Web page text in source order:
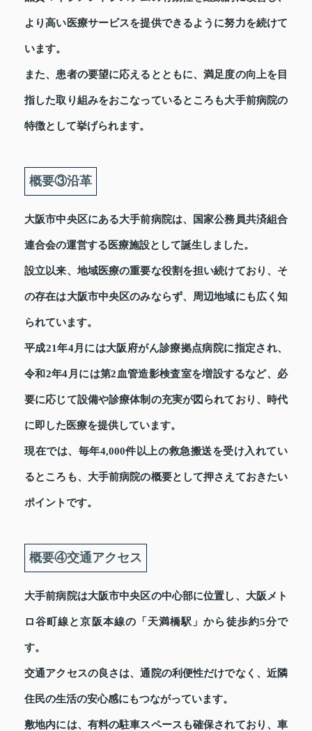
より高い医療サービスを提供できるように努力を続けて
います。
また、患者の要望に応えるとともに、満足度の向上を目
指した取り組みをおこなっているところも大手前病院の
特徴として挙げられます。
概要③沿革
大阪市中央区にある大手前病院は、国家公務員共済組合
連合会の運営する医療施設として誕生しました。
設立以来、地域医療の重要な役割を担い続けており、そ
の存在は大阪市中央区のみならず、周辺地域にも広く知
られています。
平成21年4月には大阪府がん診療拠点病院に指定され、
令和2年4月には第2血管造影検査室を増設するなど、必
要に応じて設備や診療体制の充実が図られており、時代
に即した医療を提供しています。
現在では、毎年4,000件以上の救急搬送を受け入れてい
るところも、大手前病院の概要として押さえておきたい
ポイントです。
概要④交通アクセス
大手前病院は大阪市中央区の中心部に位置し、大阪メト
ロ谷町線と京阪本線の「天満橋駅」から徒歩約5分で
す。
交通アクセスの良さは、通院の利便性だけでなく、近隣
住民の生活の安心感にもつながっています。
敷地内には、有料の駐車スペースも確保されており、車